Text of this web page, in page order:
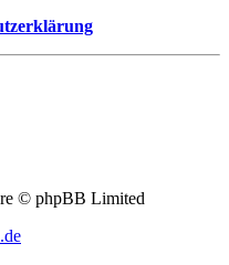
© phpBB Limited